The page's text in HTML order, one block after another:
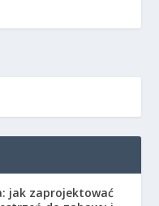
jak zaprojektować